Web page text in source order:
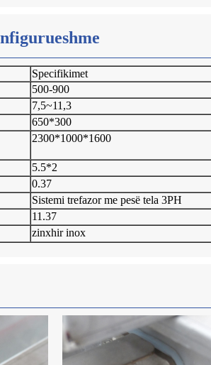
Specifikimet
500-900
7,5~11,3
650*300
2300*1000*1600
5.5*2
0.37
Sistemi trefazor me pesë tela 3PH
11.37
zinxhir inox